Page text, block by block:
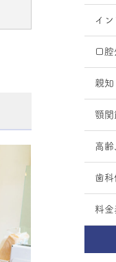
イン
口
親知
顎関
高
歯科
料金